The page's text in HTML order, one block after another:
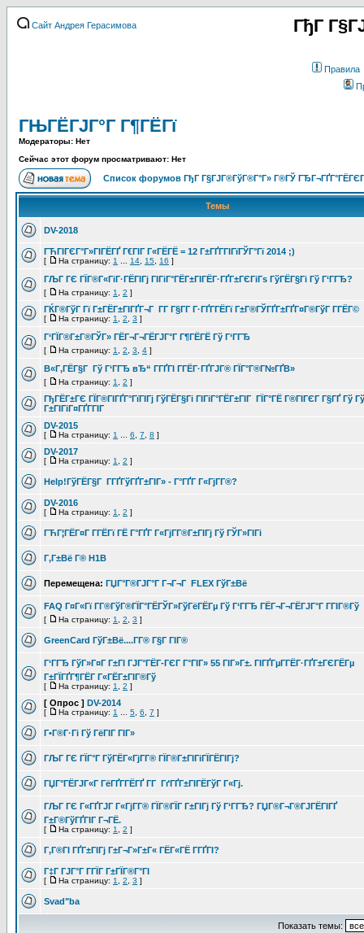
Сайт Андрея Герасимова ГђГ
Правила
ГЊГЁГЈГ°Г Г¶ГЁГї
Модераторы: Нет
Сейчас этот форум просматривают: Нет
Список форумов ГђГ Г§ГЈГ®ГўГ®Г°Г» Г®ГЎ
Темы
DV-2018
ГЋГІГЄГ°Г»ГІГЁГҐ Г€ГІГ Г«ГЁГЁ = 12 Г±ГҐГ­ГІГїГЎГ°Гї 2014 ;)
[ На страницу: 1 14 15 16 ]
ГЉГ ГЄ ГЇГ®Г«ГіГ·ГЁГІГј ГІГіГ°ГЁГ±ГІГЁГ·ГҐГ±ГЄГіГѕ ГўГЁГ§Гі Гў Г‘ГГЂ?
[ На страницу: 1 2 ]
ГЌГ®ГўГ Гї Г±ГЁГ±ГІГҐГ¬Г Г­Г Г§Г­Г Г·ГҐГ­ГЁГї Г±Г®ГЎГҐГ±ГҐГ¤Г®ГўГ Г­ГЁГ©
[ На страницу: 1 2 3 ]
Г‘ГЇГ®Г±Г®ГЎГ» ГЁГ¬Г¬ГЁГЈГ°Г Г¶ГЁГЁ Гў Г‘ГГЂ
[ На страницу: 1 2 3 4 ]
В«Г‚ГЁГ§Г Гў Г‘ГГЂ вЂ“ Г­ГҐГІ Г­ГЁГ·ГҐГЈГ® ГЇГ°Г®Г№ГҐВ»
[ На страницу: 1 2 ]
ГђГЁГ±ГЄ ГЇГ®ГІГҐГ°ГїГІГј ГўГЁГ§Гі ГІГіГ°ГЁГ±ГІГ ГЇГ°ГЁ Г®ГІГЄГ Г§ГҐ Гў
Г±ГІГіГ¤ГҐГ­ГІГ
DV-2015
[ На страницу: 1 6 7 8 ]
DV-2017
[ На страницу: 1 2 ]
Help!ГўГЁГ§Г Г­ГҐГўГҐГ±ГІГ» - Г°ГҐГ Г«ГјГ­Г®?
DV-2016
[ На страницу: 1 2 ]
ГЋГ¦ГЁГ¤Г Г­ГЁГї ГЁ Г°ГҐГ Г«ГјГ­Г®Г±ГІГј Гў ГЎГ»ГІГі
Г‚Г±Вё Г® H1B
Перемещена: ГЏГ°Г®ГЈГ°Г Г¬Г¬Г FLEX ГўГ±Вё
FAQ Г¤Г«Гї Г­Г®ГўГ®ГЇГ°ГЁГЎГ»ГўГёГЁГµ Гў Г‘ГГЂ ГЁГ¬Г¬ГЁГЈГ°Г Г­ГІГ®Гў
[ На страницу: 1 2 3 ]
GreenCard ГўГ±Вё....Г­Г® Г§Г ГІГ®
Г‘ГГЂ ГўГ»Г¤Г Г±ГІ ГЈГ°ГЁГ­-ГЄГ Г°ГІГ» 55 ГІГ»Г±. ГІГҐГµГ­ГЁГ·ГҐГ±ГЄГЁГµ
Г±ГЇГҐГ¶ГЁГ Г«ГЁГ±ГІГ®Гў
[ На страницу: 1 2 ]
[ Опрос ] DV-2014
[ На страницу: 1 5 6 7 ]
Г•Г®Г·Гі Гў ГёГІГ ГІГ»
ГЉГ ГЄ ГЇГ°Г ГўГЁГ«ГјГ­Г® ГЇГ®Г±ГІГіГЇГЁГІГј?
ГЏГ°ГЁГЈГ«Г ГёГҐГ­ГЁГҐ Г­Г ГґГҐГ±ГІГЁГўГ Г«Гј.
ГЉГ ГЄ Г«ГҐГЈГ Г«ГјГ­Г® ГЇГ®ГЇГ Г±ГІГј Гў Г‘ГГЂ? ГЏГ®Г¬Г®ГЈГЁГІГҐ
Г±Г®ГўГҐГІГ Г¬ГЁ.
[ На страницу: 1 2 ]
Г‚Г®ГІ ГҐГ±ГІГј Г±Г¬Г»Г±Г« ГЁГ«ГЁ Г­ГҐГІ?
Г‡Г ГЈГ°Г Г­ГЇГ Г±ГЇГ®Г°ГІ
[ На страницу: 1 2 3 ]
Svad"ba
Показать темы: